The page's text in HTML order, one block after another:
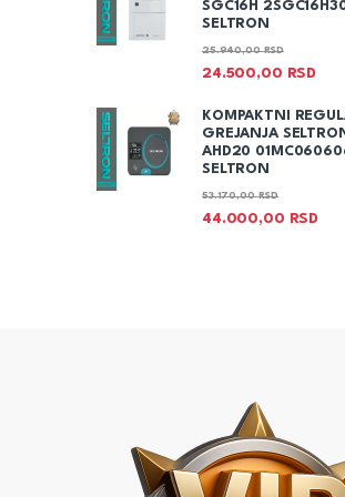
SGC16H
SELTRON
24.500,00 RSD
25.940,00RSD
KOMPAKTNI
GREJANJA
AHD20
SELTRON
44.000,00 RSD
53.170,00RSD